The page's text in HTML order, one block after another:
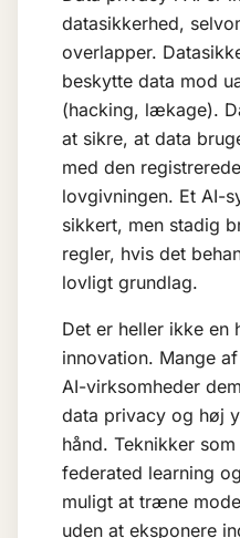
datasikkerhed,
overlapper.
beskytte data mod
(hacking, lækage).
at sikre, at data
med den
lovgivningen. Et AI-
sikkert, men stadig
regler, hvis det
lovligt grundlag.
Det er heller ikke en
innovation. Mange
AI-virksomheder
data privacy og høj
hånd. Teknikker
federated learning
muligt at træne
uden at eksponere